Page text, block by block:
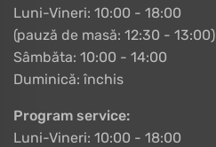
Luni-Vineri: 10:00 - 18:00
(pauză de masă: 12:30 - 13:00)
Sâmbăta: 10:00 - 14:00
Duminică: închis
Program service:
Luni-Vineri: 10:00 - 18:00